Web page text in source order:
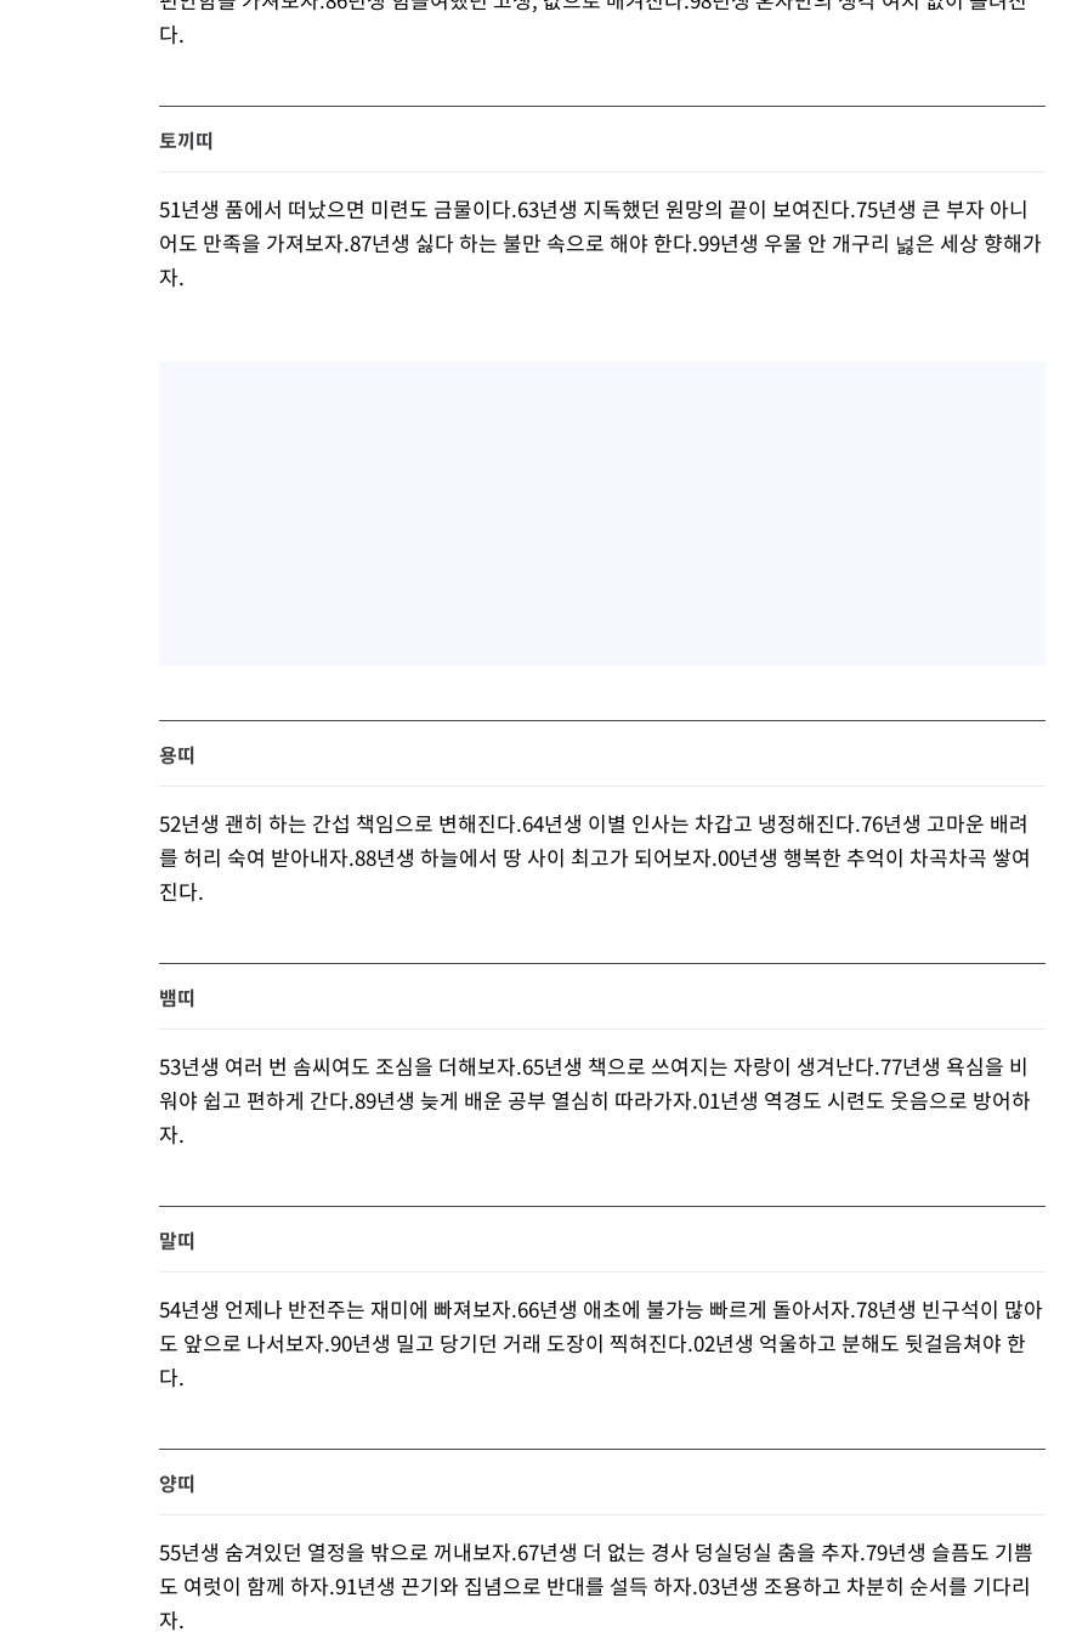
다.
토끼띠
51년생 품에서 떠났으면 미련도 금물이다.63년생 지독했던 원망의 끝이 보여진다.75년생 큰 부자 아니
어도 만족을 가져보자.87년생 싫다 하는 불만 속으로 해야 한다.99년생 우물 안 개구리 넗은 세상 향해가
자.
용띠
52년생 괜히 하는 간섭 책임으로 변해진다.64년생 이별 인사는 차갑고 냉정해진다.76년생 고마운 배려
를 허리 숙여 받아내자.88년생 하늘에서 땅 사이 최고가 되어보자.00년생 행복한 추억이 차곡차곡 쌓여
진다.
뱀띠
53년생 여러 번 솜씨여도 조심을 더해보자.65년생 책으로 쓰여지는 자랑이 생겨난다.77년생 욕심을 비
워야 쉽고 편하게 간다.89년생 늦게 배운 공부 열심히 따라가자.01년생 역경도 시련도 웃음으로 방어하
자.
말띠
54년생 언제나 반전주는 재미에 빠져보자.66년생 애초에 불가능 빠르게 돌아서자.78년생 빈구석이 많아
도 앞으로 나서보자.90년생 밀고 당기던 거래 도장이 찍혀진다.02년생 억울하고 분해도 뒷걸음쳐야 한
다.
양띠
55년생 숨겨있던 열정을 밖으로 꺼내보자.67년생 더 없는 경사 덩실덩실 춤을 추자.79년생 슬픔도 기쁨
도 여럿이 함께 하자.91년생 끈기와 집념으로 반대를 설득 하자.03년생 조용하고 차분히 순서를 기다리
자.